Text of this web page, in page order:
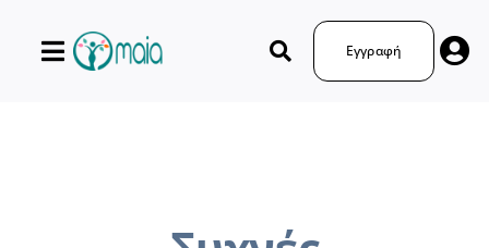
Εγγραφή